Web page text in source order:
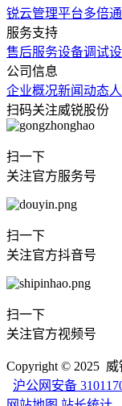
锐云管理平台多倍通
服务支持
售后服务设备调试
公司信息
企业概况新闻动态
扫码关注威锐股份
扫一下
关注官方服务号
扫一下
关注官方抖音号
扫一下
关注官方视频号
Copyright © 2025
沪公网安备